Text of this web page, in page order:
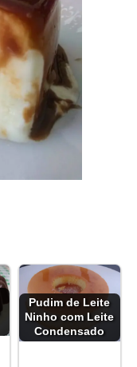
Pudim de Leite
Ninho com Leite
Condensado